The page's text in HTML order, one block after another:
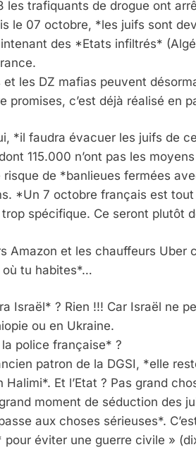
les trafiquants de drogue ont
le 07 octobre, *les juifs sont
des *Etats infiltrés*
et les DZ mafias peuvent
promises, c’est déjà réalisé en
*il faudra évacuer les juifs de
115.000 n’ont pas les
risque de *banlieues fermées
*Un 7 octobre français est
trop spécifique. Ce seront plutôt
Amazon et les chauffeurs
où tu habites*…
Israël* ? Rien !!! Car Israël ne
ou en Ukraine.
police française* ?
patron de la DGSI, *elle
Halimi*. Et l’Etat ? Pas grand
moment de séduction des
aux choses sérieuses*.
pour éviter une guerre civile »